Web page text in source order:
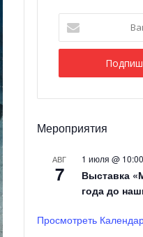
Email
адрес
Мероприятия
АВГ
7
1 июля @ 10:00
Выставка
года до
Просмотреть